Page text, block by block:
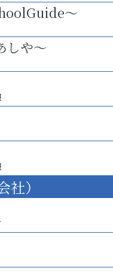
～
しや～
）